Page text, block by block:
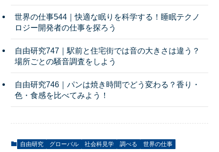
世界の仕事544｜快適な眠りを科学する！睡眠テクノ
ロジー開発者の仕事を探ろう
自由研究747｜駅前と住宅街では音の大きさは違う？
場所ごとの騒音調査をしよう
自由研究746｜パンは焼き時間でどう変わる？香り・
色・食感を比べてみよう！
自由研究 グローバル 社会科見学 調べる 世界の仕事